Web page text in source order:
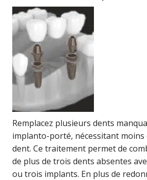
Remplacez plusieurs dents
implanto-porté, nécessitant moins
dent. Ce traitement permet de
de plus de trois dents absentes
ou trois implants. En plus de